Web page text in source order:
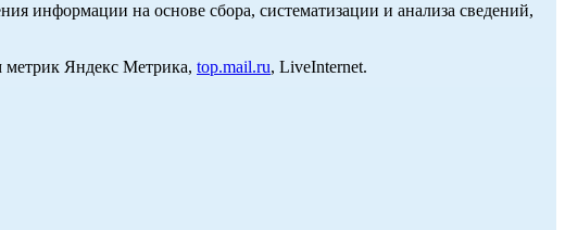
информации на основе сбора, систематизации и анализа сведений,
метрик Яндекс Метрика, top.mail.ru, LiveInternet.